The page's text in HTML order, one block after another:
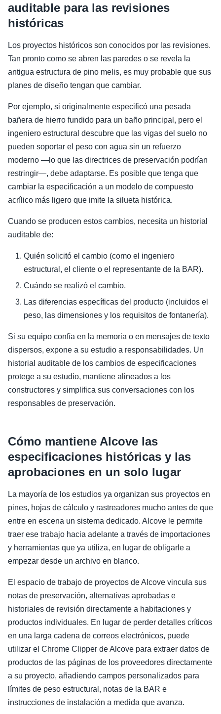
auditable para las revisiones
históricas
Los proyectos históricos son conocidos por las revisiones.
Tan pronto como se abren las paredes o se revela la
antigua estructura de pino melis, es muy probable que sus
planes de diseño tengan que cambiar.
Por ejemplo, si originalmente especificó una pesada
bañera de hierro fundido para un baño principal, pero el
ingeniero estructural descubre que las vigas del suelo no
pueden soportar el peso con agua sin un refuerzo
moderno —lo que las directrices de preservación podrían
restringir—, debe adaptarse. Es posible que tenga que
cambiar la especificación a un modelo de compuesto
acrílico más ligero que imite la silueta histórica.
Cuando se producen estos cambios, necesita un historial
auditable de:
Quién solicitó el cambio (como el ingeniero
estructural, el cliente o el representante de la BAR).
Cuándo se realizó el cambio.
Las diferencias específicas del producto (incluidos el
peso, las dimensiones y los requisitos de fontanería).
Si su equipo confía en la memoria o en mensajes de texto
dispersos, expone a su estudio a responsabilidades. Un
historial auditable de los cambios de especificaciones
protege a su estudio, mantiene alineados a los
constructores y simplifica sus conversaciones con los
responsables de preservación.
Cómo mantiene Alcove las
especificaciones históricas y las
aprobaciones en un solo lugar
La mayoría de los estudios ya organizan sus proyectos en
pines, hojas de cálculo y rastreadores mucho antes de que
entre en escena un sistema dedicado. Alcove le permite
traer ese trabajo hacia adelante a través de importaciones
y herramientas que ya utiliza, en lugar de obligarle a
empezar desde un archivo en blanco.
El espacio de trabajo de proyectos de Alcove vincula sus
notas de preservación, alternativas aprobadas e
historiales de revisión directamente a habitaciones y
productos individuales. En lugar de perder detalles críticos
en una larga cadena de correos electrónicos, puede
utilizar el Chrome Clipper de Alcove para extraer datos de
productos de las páginas de los proveedores directamente
a su proyecto, añadiendo campos personalizados para
límites de peso estructural, notas de la BAR e
instrucciones de instalación a medida que avanza.